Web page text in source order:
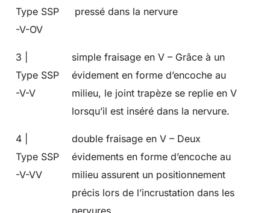
Type SSP
-V-OV
pressé dans la nervure
3 |
Type SSP
-V-V
simple fraisage en V – Grâce à un
évidement en forme d’encoche au
milieu, le joint trapèze se replie en V
lorsqu’il est inséré dans la nervure.
4 |
Type SSP
-V-VV
double fraisage en V – Deux
évidements en forme d’encoche au
milieu assurent un positionnement
précis lors de l’incrustation dans les
nervures.